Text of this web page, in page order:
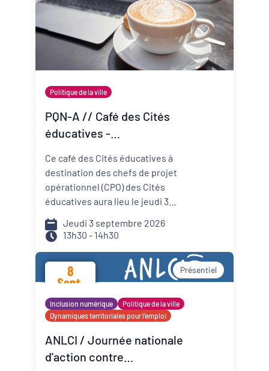
ma vulnérabilité ? Comment
construire un projet de structure
qui embarque mes
collaborateurs et mes parties
prenantes ?
Politique de la ville
PQN-A // Café des Cités
éducatives -
prévention et la promotion
de la santé mentale
Ce café des Cités éducatives à
destination des chefs de projet
opérationnel (CPO) des Cités
éducatives aura lieu le jeudi 3
portera sur le développement
d'actions de prévention et de
promotion de la santé mentale
dans les Cités éducatives de
Jeudi 3 septembre 2026
13h30 - 14h30
8
Sept.
Présentiel
Inclusion numérique
Politique de la ville
Dynamiques territoriales pour l’emploi
ANLCI / Journée nationale
d'action contre